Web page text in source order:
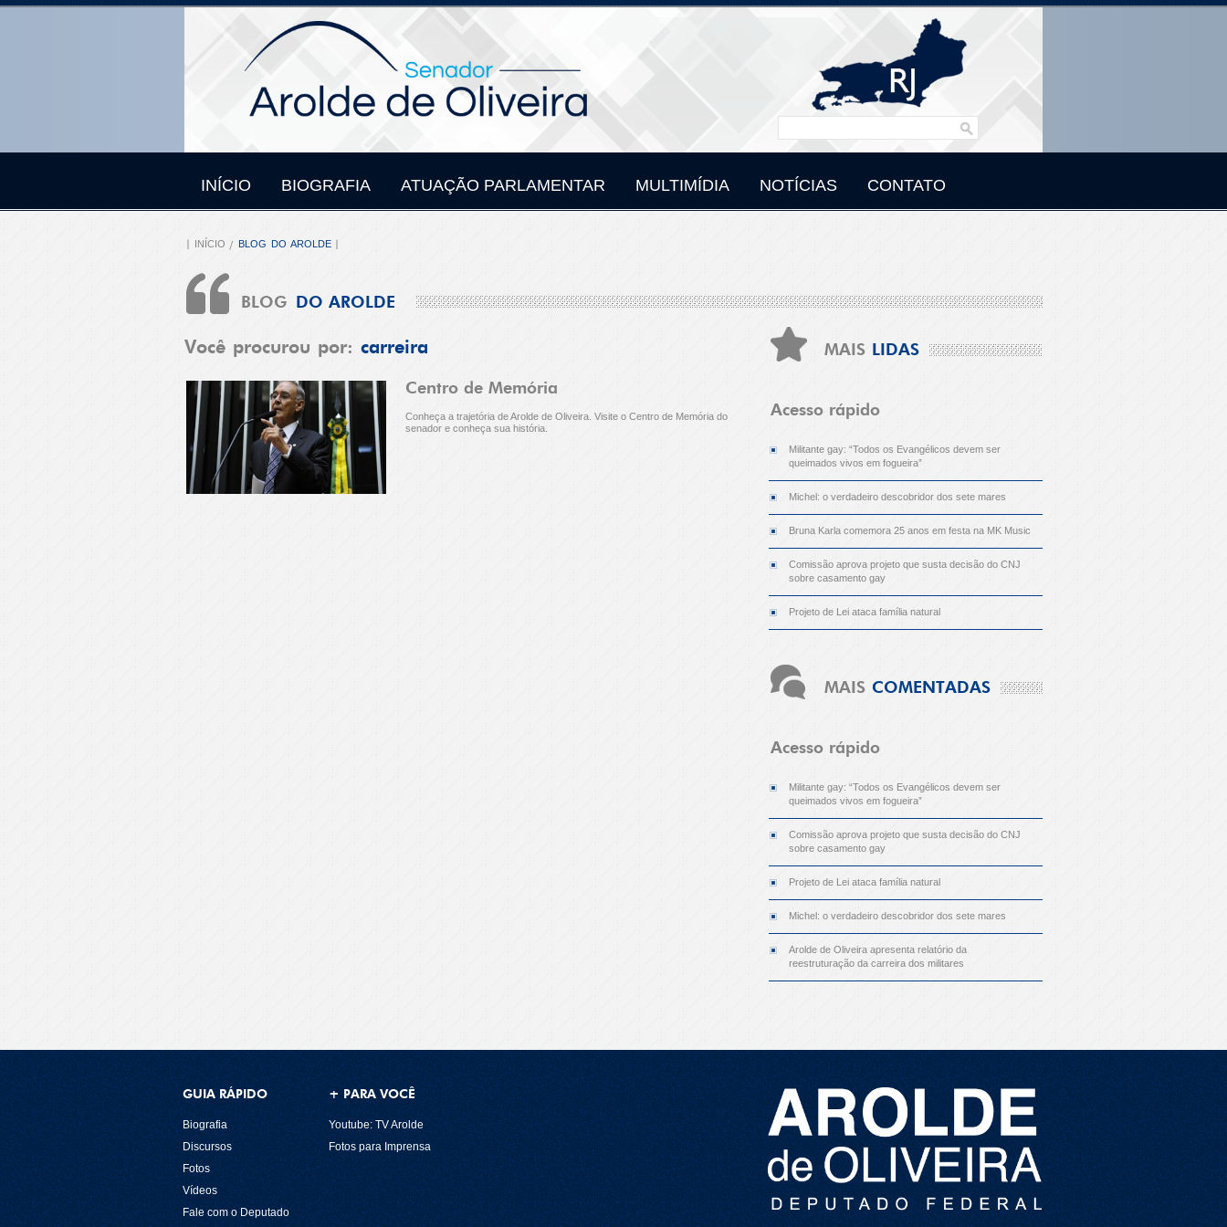
INÍCIO BIOGRAFIA ATUAÇÃO PARLAMENTAR MULTIMÍDIA NOTÍCIAS CONTATO
INÍCIO BLOG DO AROLDE
BLOG DO AROLDE
Você procurou por: carreira
Centro de Memória
Conheça a trajetória de Arolde de Oliveira. Visite o Centro de Memória do
senador e conheça sua história.
MAIS LIDAS
Acesso rápido
Militante gay: “Todos os Evangélicos devem ser
queimados vivos em fogueira”
Michel: o verdadeiro descobridor dos sete mares
Bruna Karla comemora 25 anos em festa na MK Music
Comissão aprova projeto que susta decisão do CNJ
sobre casamento gay
Projeto de Lei ataca família natural
MAIS COMENTADAS
Acesso rápido
Militante gay: “Todos os Evangélicos devem ser
queimados vivos em fogueira”
Comissão aprova projeto que susta decisão do CNJ
sobre casamento gay
Projeto de Lei ataca família natural
Michel: o verdadeiro descobridor dos sete mares
Arolde de Oliveira apresenta relatório da
reestruturação da carreira dos militares
GUIA RÁPIDO
Biografia
Discursos
Fotos
Vídeos
Fale com o Deputado
+ PARA VOCÊ
Youtube: TV Arolde
Fotos para Imprensa